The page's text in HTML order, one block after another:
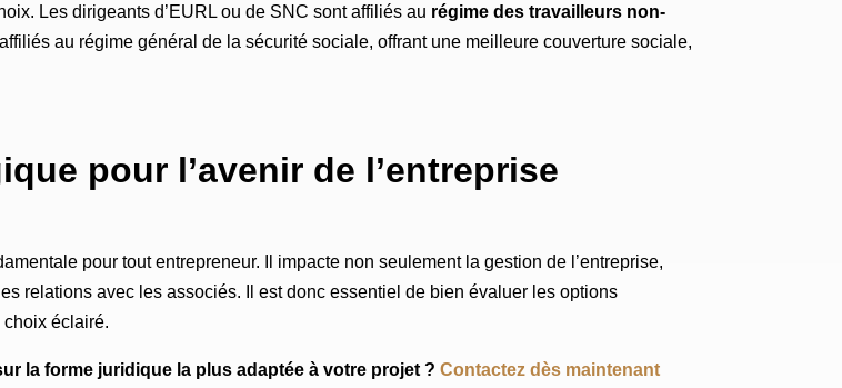
Les dirigeants d’EURL ou de SNC sont affiliés au régime des travailleurs non-
au régime général de la sécurité sociale, offrant une meilleure couverture sociale,
pour l’avenir de l’entreprise
pour tout entrepreneur. Il impacte non seulement la gestion de l’entreprise,
relations avec les associés. Il est donc essentiel de bien évaluer les options
éclairé.
la forme juridique la plus adaptée à votre projet ? Contactez dès maintenant